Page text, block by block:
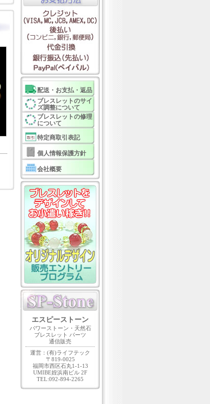
配送・お支払・返品
ブレスレットのサイ
ズ調整について
ブレスレットの修理
について
特定商取引表記
個人情報保護方針
会社概要
エスピーストーン
パワーストーン・天然石
ブレスレット パーツ
通信販売
運営：(有)ライフテック
〒819-0025
福岡市西区石丸1-1-13
UMIBE姪浜南ビル 2F
TEL:092-894-2265